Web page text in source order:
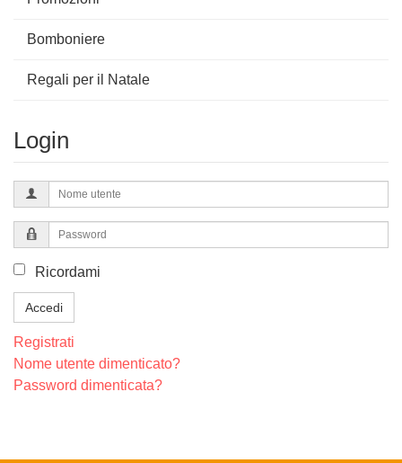
Bomboniere
Regali per il Natale
Login
Nome
utente
Password
Ricordami
Accedi
Registrati
Nome utente dimenticato?
Password dimenticata?